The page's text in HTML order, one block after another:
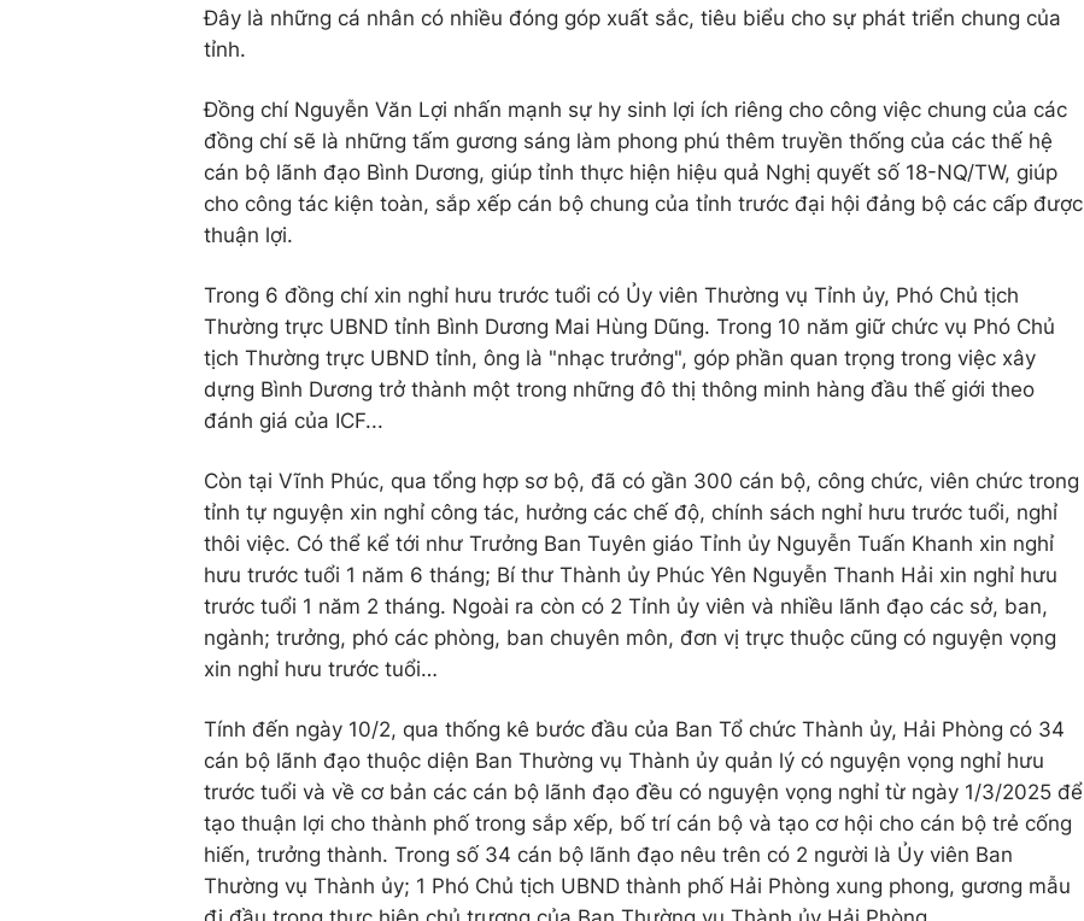
Đây là những cá nhân có nhiều đóng góp xuất sắc, tiêu biểu cho sự phát triển chung của
tỉnh.
Đồng chí Nguyễn Văn Lợi nhấn mạnh sự hy sinh lợi ích riêng cho công việc chung của các
đồng chí sẽ là những tấm gương sáng làm phong phú thêm truyền thống của các thế hệ
cán bộ lãnh đạo Bình Dương, giúp tỉnh thực hiện hiệu quả Nghị quyết số 18-NQ/TW, giúp
cho công tác kiện toàn, sắp xếp cán bộ chung của tỉnh trước đại hội đảng bộ các cấp được
thuận lợi.
Trong 6 đồng chí xin nghỉ hưu trước tuổi có Ủy viên Thường vụ Tỉnh ủy, Phó Chủ tịch
Thường trực UBND tỉnh Bình Dương Mai Hùng Dũng. Trong 10 năm giữ chức vụ Phó Chủ
tịch Thường trực UBND tỉnh, ông là "nhạc trưởng", góp phần quan trọng trong việc xây
dựng Bình Dương trở thành một trong những đô thị thông minh hàng đầu thế giới theo
đánh giá của ICF...
Còn tại Vĩnh Phúc, qua tổng hợp sơ bộ, đã có gần 300 cán bộ, công chức, viên chức trong
tỉnh tự nguyện xin nghỉ công tác, hưởng các chế độ, chính sách nghỉ hưu trước tuổi, nghỉ
thôi việc. Có thể kể tới như Trưởng Ban Tuyên giáo Tỉnh ủy Nguyễn Tuấn Khanh xin nghỉ
hưu trước tuổi 1 năm 6 tháng; Bí thư Thành ủy Phúc Yên Nguyễn Thanh Hải xin nghỉ hưu
trước tuổi 1 năm 2 tháng. Ngoài ra còn có 2 Tỉnh ủy viên và nhiều lãnh đạo các sở, ban,
ngành; trưởng, phó các phòng, ban chuyên môn, đơn vị trực thuộc cũng có nguyện vọng
xin nghỉ hưu trước tuổi…
Tính đến ngày 10/2, qua thống kê bước đầu của Ban Tổ chức Thành ủy, Hải Phòng có 34
cán bộ lãnh đạo thuộc diện Ban Thường vụ Thành ủy quản lý có nguyện vọng nghỉ hưu
trước tuổi và về cơ bản các cán bộ lãnh đạo đều có nguyện vọng nghỉ từ ngày 1/3/2025 để
tạo thuận lợi cho thành phố trong sắp xếp, bố trí cán bộ và tạo cơ hội cho cán bộ trẻ cống
hiến, trưởng thành. Trong số 34 cán bộ lãnh đạo nêu trên có 2 người là Ủy viên Ban
Thường vụ Thành ủy; 1 Phó Chủ tịch UBND thành phố Hải Phòng xung phong, gương mẫu